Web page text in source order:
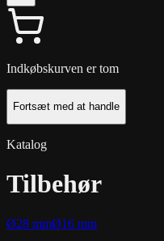
Indkøbskurven er tom
Fortsæt med at handle
Katalog
Tilbehør
Ø28 mmØ16 mm